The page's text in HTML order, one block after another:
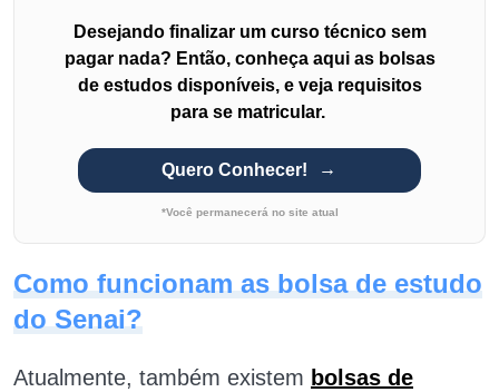
Desejando finalizar um curso técnico sem
pagar nada? Então, conheça aqui as bolsas
de estudos disponíveis, e veja requisitos
para se matricular.
Quero Conhecer!
*Você permanecerá no site atual
Como funcionam as bolsa de estudo
do Senai?
Atualmente, também existem bolsas de